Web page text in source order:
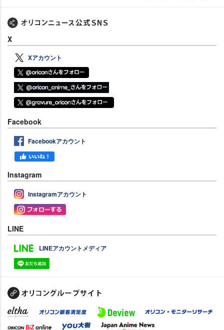
X
Xアカウント
Facebook
Facebookアカウント
Instagram
Instagramアカウント
LINE
LINEアカウントメディア